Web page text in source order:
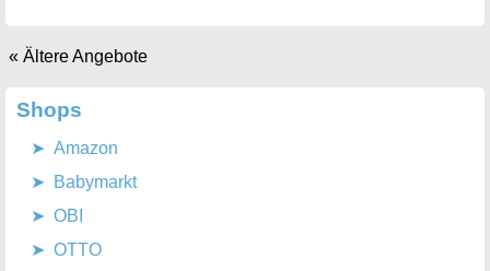
« Ältere Angebote
Shops
Amazon
Babymarkt
OBI
OTTO